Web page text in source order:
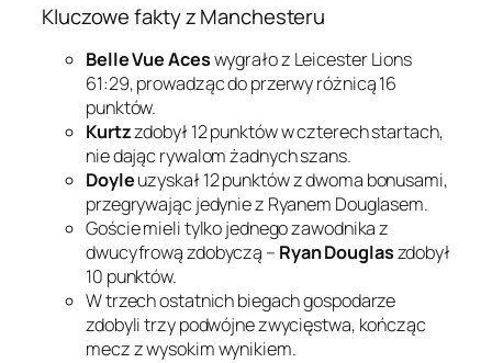
Kluczowe fakty z Manchesteru
Belle Vue Aceswygrało z Leicester Lions
61:29, prowadząc do przerwy różnicą 16
punktów.
Kurtzzdobył 12 punktów w czterech startach,
nie dając rywalom żadnych szans.
Doyleuzyskał 12 punktów z dwoma bonusami,
przegrywając jedynie z Ryanem Douglasem.
Goście mieli tylko jednego zawodnika z
dwucyfrową zdobyczą – Ryan Douglaszdobył
10 punktów.
W trzech ostatnich biegach gospodarze
zdobyli trzy podwójne zwycięstwa, kończąc
mecz z wysokim wynikiem.